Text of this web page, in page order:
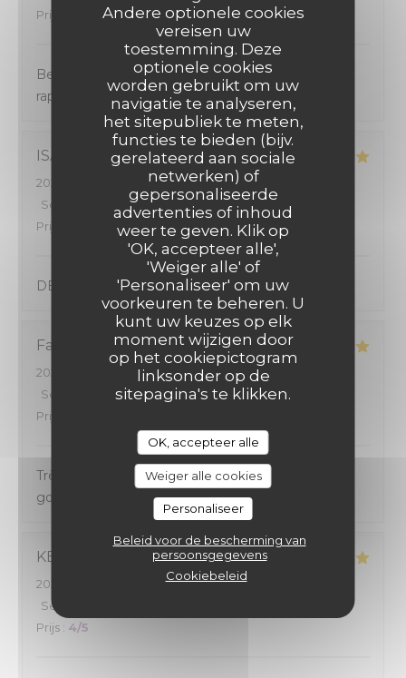
Andere optionele cookies
vereisen uw
toestemming. Deze
optionele cookies
worden gebruikt om uw
navigatie te analyseren,
het sitepubliek te meten,
functies te bieden (bijv.
gerelateerd aan sociale
netwerken) of
gepersonaliseerde
advertenties of inhoud
weer te geven. Klik op
'OK, accepteer alle',
'Weiger alle' of
'Personaliseer' om uw
voorkeuren te beheren. U
kunt uw keuzes op elk
moment wijzigen door
op het cookiepictogram
linksonder op de
sitepagina's te klikken.
OK, accepteer alle
Weiger alle cookies
Personaliseer
Beleid voor de bescherming van
persoonsgegevens
Cookiebeleid
Prijs
Bel accueil. Très bon rapport qualité/prix. Service
rapide.
ISABELLE G
2026-08-02
- 13:15 - Gasten 2
Service
Atmosfeer: 5/5 Keuken : 5/5
Kwaliteit /
Prijs
DÉLICIEUX 🤤
Family G
2026-07-31
- 12:15 - Gasten 4
Service
Atmosfeer:4/5 Keuken:5/5
Prijs
Très bon achat. Cuisine maison de qualité et
goûteuse. Très bien servi
KEVIN
2026-07-29
- 12:30 - Gasten 2
Service
Prijs : 4/5